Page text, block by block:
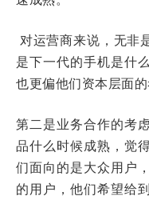
对运营商来说，无非
是下一代的手机是什
也更偏他们资本层面的
第二是业务合作的考
品什么时候成熟，觉
们面向的是大众用户
的用户，他们希望给